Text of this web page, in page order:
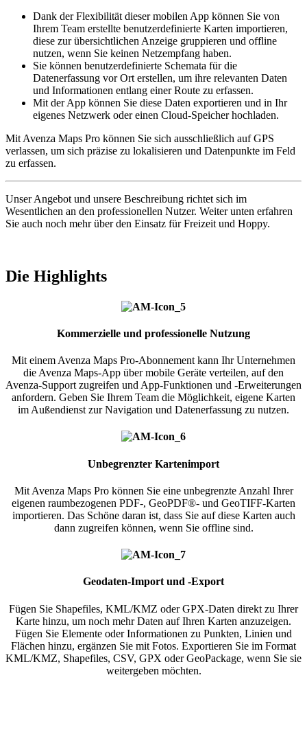
Dank der Flexibilität dieser mobilen App können Sie von
Ihrem Team erstellte benutzerdefinierte Karten importieren,
diese zur übersichtlichen Anzeige gruppieren und offline
nutzen, wenn Sie keinen Netzempfang haben.
Sie können benutzerdefinierte Schemata für die
Datenerfassung vor Ort erstellen, um ihre relevanten Daten
und Informationen entlang einer Route zu erfassen.
Mit der App können Sie diese Daten exportieren und in Ihr
eigenes Netzwerk oder einen Cloud-Speicher hochladen.
Mit Avenza Maps Pro können Sie sich ausschließlich auf GPS
verlassen, um sich präzise zu lokalisieren und Datenpunkte im Feld
zu erfassen.
Unser Angebot und unsere Beschreibung richtet sich im
Wesentlichen an den professionellen Nutzer. Weiter unten erfahren
Sie auch noch mehr über den Einsatz für Freizeit und Hoppy.
Die Highlights
Kommerzielle und professionelle Nutzung
Mit einem Avenza Maps Pro-Abonnement kann Ihr Unternehmen
die Avenza Maps-App über mobile Geräte verteilen, auf den
Avenza-Support zugreifen und App-Funktionen und -Erweiterungen
anfordern. Geben Sie Ihrem Team die Möglichkeit, eigene Karten
im Außendienst zur Navigation und Datenerfassung zu nutzen.
Unbegrenzter Kartenimport
Mit Avenza Maps Pro können Sie eine unbegrenzte Anzahl Ihrer
eigenen raumbezogenen PDF-, GeoPDF®- und GeoTIFF-Karten
importieren. Das Schöne daran ist, dass Sie auf diese Karten auch
dann zugreifen können, wenn Sie offline sind.
Geodaten-Import und -Export
Fügen Sie Shapefiles, KML/KMZ oder GPX-Daten direkt zu Ihrer
Karte hinzu, um noch mehr Daten auf Ihren Karten anzuzeigen.
Fügen Sie Elemente oder Informationen zu Punkten, Linien und
Flächen hinzu, ergänzen Sie mit Fotos. Exportieren Sie im Format
KML/KMZ, Shapefiles, CSV, GPX oder GeoPackage, wenn Sie sie
weitergeben möchten.